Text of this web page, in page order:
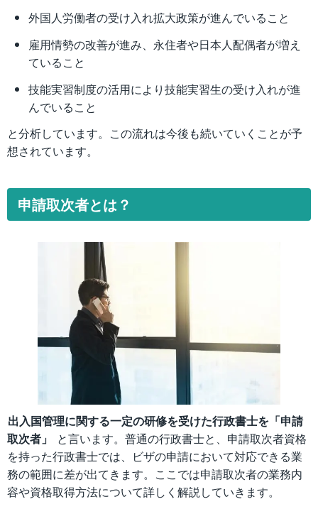
外国人労働者の受け入れ拡大政策が進んでいること
雇用情勢の改善が進み、永住者や日本人配偶者が増え
ていること
技能実習制度の活用により技能実習生の受け入れが進
んでいること
と分析しています。この流れは今後も続いていくことが予
想されています。
申請取次者とは？
出入国管理に関する一定の研修を受けた行政書士を「申請
取次者」
と言います。普通の行政書士と、申請取次者資格
を持った行政書士では、ビザの申請において対応できる業
務の範囲に差が出てきます。ここでは申請取次者の業務内
容や資格取得方法について詳しく解説していきます。